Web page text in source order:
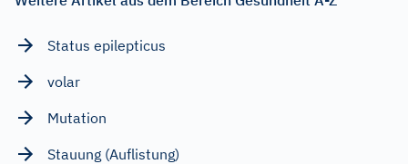
Status epilepticus
volar
Mutation
Stauung (Auflistung)